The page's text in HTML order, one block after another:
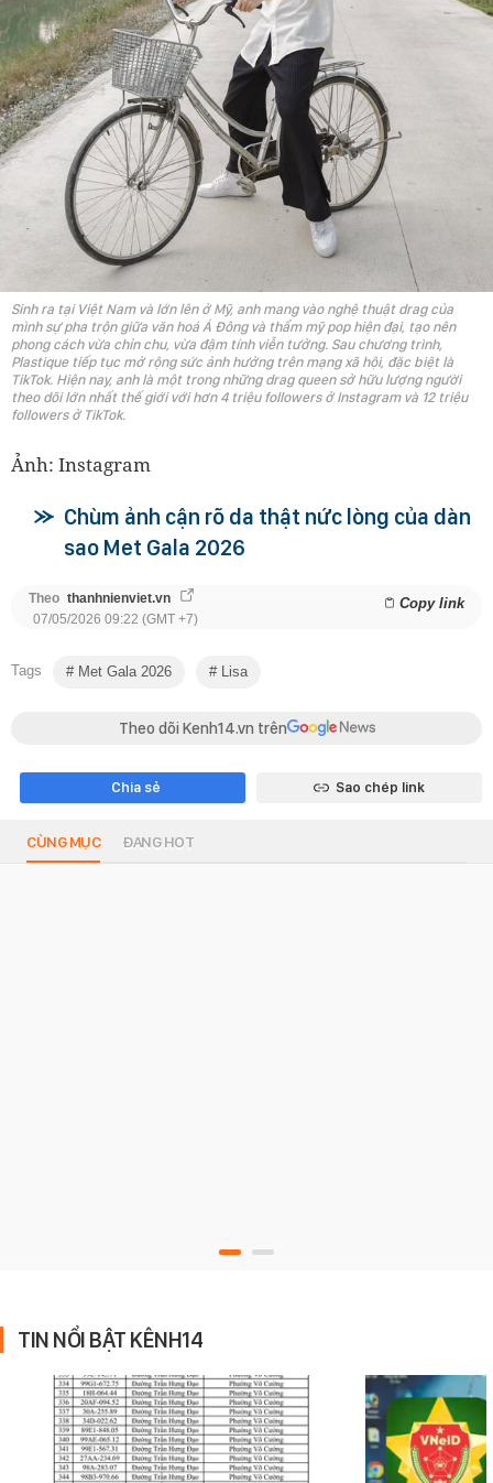
Sinh ra tại Việt Nam và lớn lên ở Mỹ, anh mang vào nghệ thuật drag của
mình sự pha trộn giữa văn hoá Á Đông và thẩm mỹ pop hiện đại, tạo nên
phong cách vừa chỉn chu, vừa đậm tính viễn tưởng. Sau chương trình,
Plastique tiếp tục mở rộng sức ảnh hưởng trên mạng xã hội, đặc biệt là
TikTok. Hiện nay, anh là một trong những drag queen sở hữu lượng người
theo dõi lớn nhất thế giới với hơn 4 triệu followers ở Instagram và 12 triệu
followers ở TikTok.
Ảnh: Instagram
Chùm ảnh cận rõ da thật nức lòng của dàn
sao Met Gala 2026
Theo thanhnienviet.vn Copy link
07/05/2026 09:22 (GMT +7)
Tags Met Gala 2026 Lisa
Theo dõi Kenh14.vn trên
Chia sẻ Sao chép link
CÙNG MỤC ĐANG HOT
TIN NỔI BẬT KÊNH14